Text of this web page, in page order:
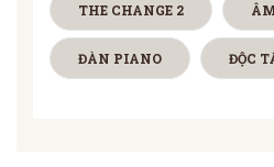
THE CHANGE 2
ĐÀN PIANO ĐỘC